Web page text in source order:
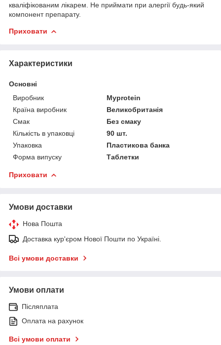
кваліфікованим лікарем. Не приймати при алергії будь-який
компонент препарату.
Приховати
Характеристики
Основні
Виробник
Myprotein
Країна виробник
Великобританія
Смак
Без смаку
Кількість в упаковці
90 шт.
Упаковка
Пластикова банка
Форма випуску
Таблетки
Приховати
Умови доставки
Нова Пошта
Доставка кур'єром Нової Пошти по Україні.
Всі умови доставки
Умови оплати
Післяплата
Оплата на рахунок
Всі умови оплати